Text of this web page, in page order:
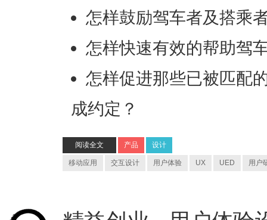
怎样鼓励驾车者及搭乘
怎样快速有效的帮助驾
怎样促进那些已被匹配
成约定？
阅读全文 产品 设计
移动应用 交互设计 用户体验 UX UED 用户